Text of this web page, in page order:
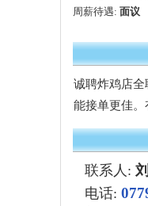
周薪待遇: 面议
诚聘炸鸡店
能接单更佳。
联系人:
电话: